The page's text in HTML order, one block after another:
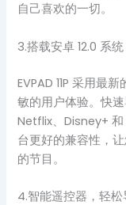
自己喜欢的一切。
3.搭载安卓 12.0 系
EVPAD 11P 采用最
敏的用户体验。快
Netflix、Disney+
台更好的兼容性，
的节目。
4.智能遥控器，轻松